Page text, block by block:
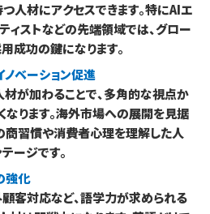
人材にアクセスできます。特にAIエ
ィストなどの先端領域では、グロー
成功の鍵になります。
ベーション促進
が加わることで、多角的な視点か
なります。海外市場への展開を見据
商習慣や消費者心理を理解した人
ージです。
強化
顧客対応など、語学力が求められる